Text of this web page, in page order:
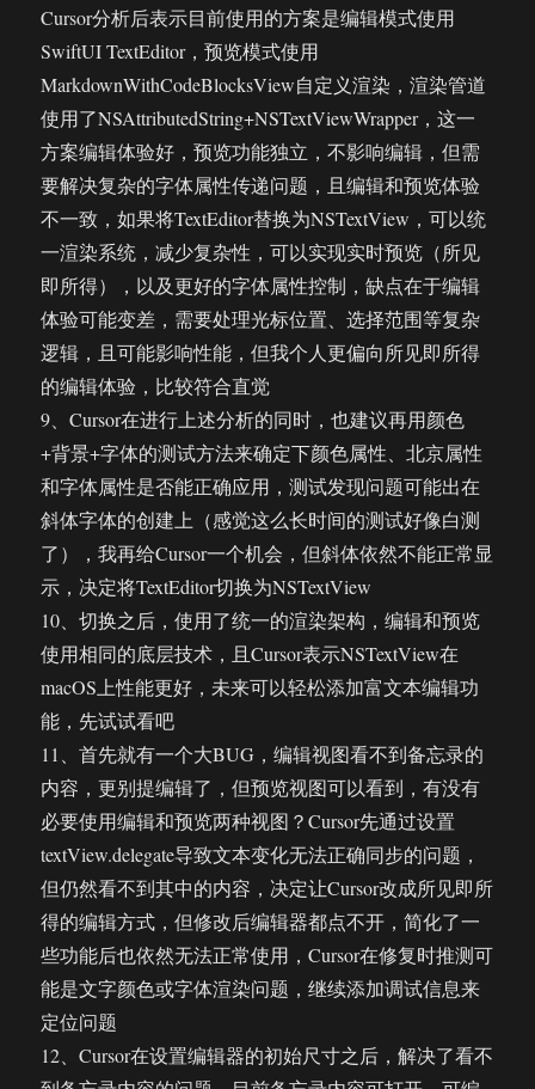
Cursor分析后表示目前使用的方案是编辑模式使用
SwiftUI TextEditor，预览模式使用
MarkdownWithCodeBlocksView自定义渲染，渲染管道
使用了NSAttributedString+NSTextViewWrapper，这一
方案编辑体验好，预览功能独立，不影响编辑，但需
要解决复杂的字体属性传递问题，且编辑和预览体验
不一致，如果将TextEditor替换为NSTextView，可以统
一渲染系统，减少复杂性，可以实现实时预览（所见
即所得），以及更好的字体属性控制，缺点在于编辑
体验可能变差，需要处理光标位置、选择范围等复杂
逻辑，且可能影响性能，但我个人更偏向所见即所得
的编辑体验，比较符合直觉
9、Cursor在进行上述分析的同时，也建议再用颜色
+背景+字体的测试方法来确定下颜色属性、北京属性
和字体属性是否能正确应用，测试发现问题可能出在
斜体字体的创建上（感觉这么长时间的测试好像白测
了），我再给Cursor一个机会，但斜体依然不能正常显
示，决定将TextEditor切换为NSTextView
10、切换之后，使用了统一的渲染架构，编辑和预览
使用相同的底层技术，且Cursor表示NSTextView在
macOS上性能更好，未来可以轻松添加富文本编辑功
能，先试试看吧
11、首先就有一个大BUG，编辑视图看不到备忘录的
内容，更别提编辑了，但预览视图可以看到，有没有
必要使用编辑和预览两种视图？Cursor先通过设置
textView.delegate导致文本变化无法正确同步的问题，
但仍然看不到其中的内容，决定让Cursor改成所见即所
得的编辑方式，但修改后编辑器都点不开，简化了一
些功能后也依然无法正常使用，Cursor在修复时推测可
能是文字颜色或字体渲染问题，继续添加调试信息来
定位问题
12、Cursor在设置编辑器的初始尺寸之后，解决了看不